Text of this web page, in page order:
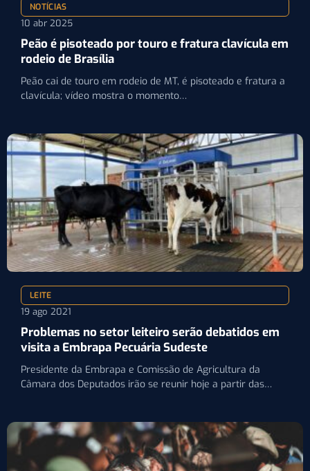
NOTÍCIAS
10 abr 2025
Peão é pisoteado por touro e fratura clavícula em
rodeio de Brasília
Peão cai de touro em rodeio de MT, é pisoteado e fratura a
clavícula; vídeo mostra o momento…
LEITE
19 ago 2021
Problemas no setor leiteiro serão debatidos em
visita a Embrapa Pecuária Sudeste
Presidente da Embrapa e Comissão de Agricultura da
Câmara dos Deputados irão se reunir hoje a partir das…